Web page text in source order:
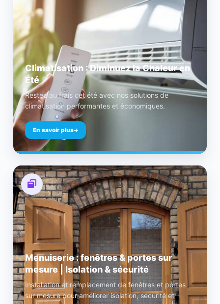
Climatisation : Diminuez la Chaleur en
Été
Restez au frais cet été avec nos solutions de
climatisation performantes et économiques.
En savoir plus
Menuiserie : fenêtres & portes sur
mesure | Isolation & sécurité
Installation et remplacement de fenêtres et portes
sur mesure pour améliorer isolation, sécurité et